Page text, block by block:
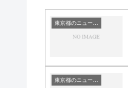
東京都のニュース一覧
東京都のニュース一覧